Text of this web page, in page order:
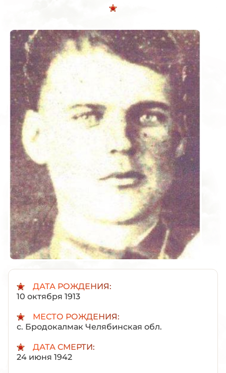
ДАТА РОЖДЕНИЯ:
10 октября 1913
МЕСТО РОЖДЕНИЯ:
с. Бродокалмак Челябинская обл.
ДАТА СМЕРТИ:
24 июня 1942